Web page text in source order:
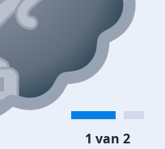
1 van 2